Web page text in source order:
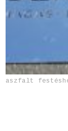
aszfalt